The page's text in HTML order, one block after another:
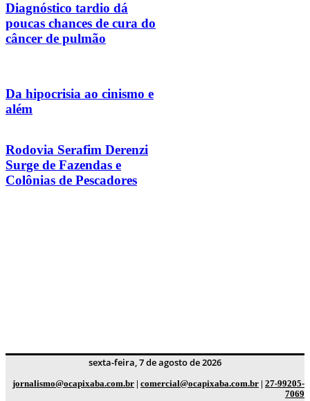
Diagnóstico tardio dá
poucas chances de cura do
câncer de pulmão
Da hipocrisia ao cinismo e
além
Rodovia Serafim Derenzi
Surge de Fazendas e
Colônias de Pescadores
sexta-feira, 7 de agosto de 2026
jornalismo@ocapixaba.com.br | comercial@ocapixaba.com.br | 27-99205-
7069